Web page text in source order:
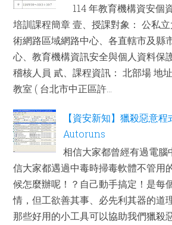
114 年教育機構資安個
培訓課程簡章 壹、授課對象： 公私
術網路區域網路中心、各直轄市及縣
心、教育機構資訊安全與個人資料保
稽核人員 貳、課程資訊： 北部場 地
教室 ( 台北市中正區許...
【資安新知】獵殺惡意
Autoruns
相信大家都曾經有過電腦
信大家都遇過中毒時掃毒軟體不管用
候怎麼辦呢！？自己動手搞定！是每
情，但工欲善其事、必先利其器的道
那些好用的小工具可以協助我們獵殺